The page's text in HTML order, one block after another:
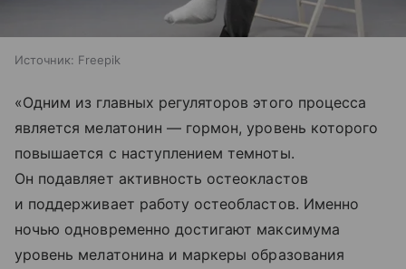
Источник: Freepik
«Одним из главных регуляторов этого процесса
является мелатонин — гормон, уровень которого
повышается с наступлением темноты.
Он подавляет активность остеокластов
и поддерживает работу остеобластов. Именно
ночью одновременно достигают максимума
уровень мелатонина и маркеры образования